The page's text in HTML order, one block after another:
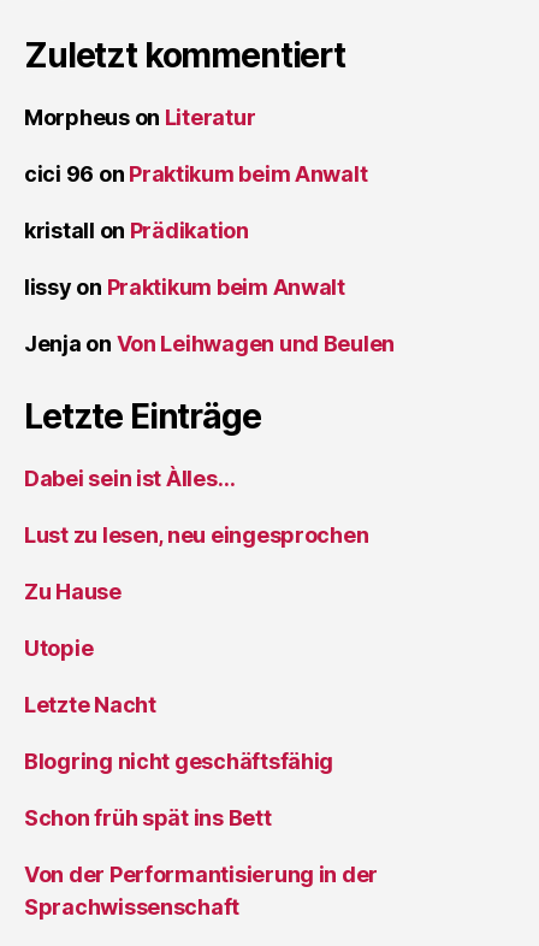
Zuletzt kommentiert
Morpheuson Literatur
cici 96 on Praktikum beim Anwalt
kristall on Prädikation
lissy on Praktikum beim Anwalt
Jenja on Von Leihwagen und Beulen
Letzte Einträge
Dabei sein ist Àlles…
Lust zu lesen, neu eingesprochen
Zu Hause
Utopie
Letzte Nacht
Blogring nicht geschäftsfähig
Schon früh spät ins Bett
Von der Performantisierung in der
Sprachwissenschaft